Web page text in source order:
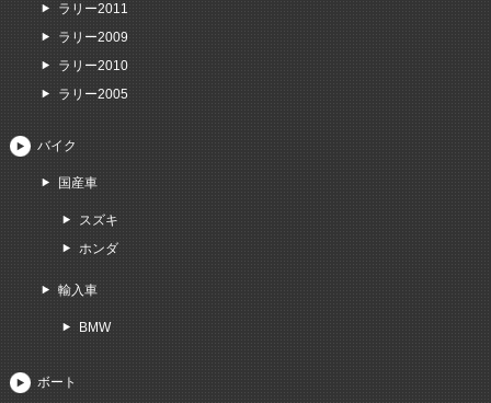
ラリー2011
ラリー2009
ラリー2010
ラリー2005
バイク
国産車
スズキ
ホンダ
輸入車
BMW
ボート